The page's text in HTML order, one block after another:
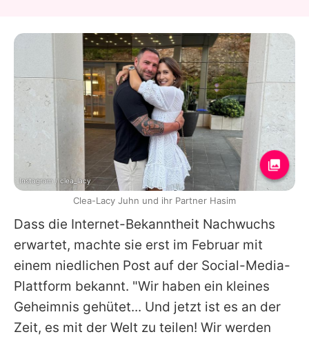
Dass die Internet-Bekanntheit Nachwuchs
erwartet, machte sie erst im Februar mit
einem niedlichen Post auf der Social-Media-
Plattform bekannt. "Wir haben ein kleines
Geheimnis gehütet... Und jetzt ist es an der
Zeit, es mit der Welt zu teilen! Wir werden
Instagram / clea_lacy
Clea-Lacy Juhn und ihr Partner Hasim